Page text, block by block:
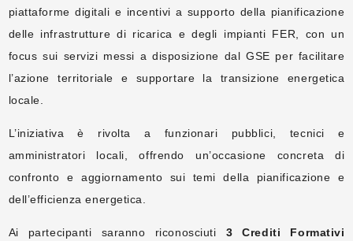
piattaforme digitali e incentivi a supporto della pianificazione
delle infrastrutture di ricarica e degli impianti FER, con un
focus sui servizi messi a disposizione dal GSE per facilitare
l’azione territoriale e supportare la transizione energetica
locale.
L’iniziativa è rivolta a funzionari pubblici, tecnici e
amministratori locali, offrendo un’occasione concreta di
confronto e aggiornamento sui temi della pianificazione e
dell’efficienza energetica.
Ai partecipanti saranno riconosciuti 3 Crediti Formativi